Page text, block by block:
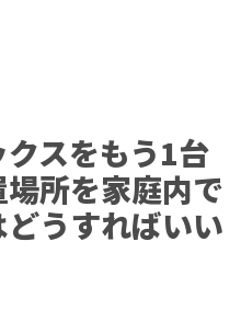
スをもう1台
所を家庭内で
うすればいい